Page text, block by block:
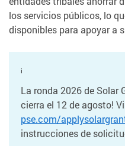
los servicios públicos, lo
disponibles para apoyar a
¡
La ronda 2026 de Solar
cierra el 12 de agosto!
pse.com/
instrucciones de